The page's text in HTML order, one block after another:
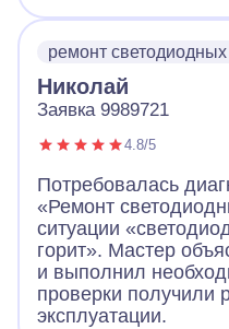
ремонт светодиодных
Николай
Заявка 9989721
4.8/5
Потребовалась
«Ремонт
ситуации
горит». Мастер
и выполнил
проверки получили
эксплуатации.